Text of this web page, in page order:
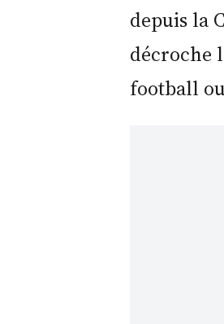
depuis la
décroche
football